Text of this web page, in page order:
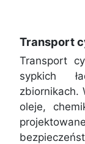
Transport
Transport
sypkich
zbiornikach.
oleje,